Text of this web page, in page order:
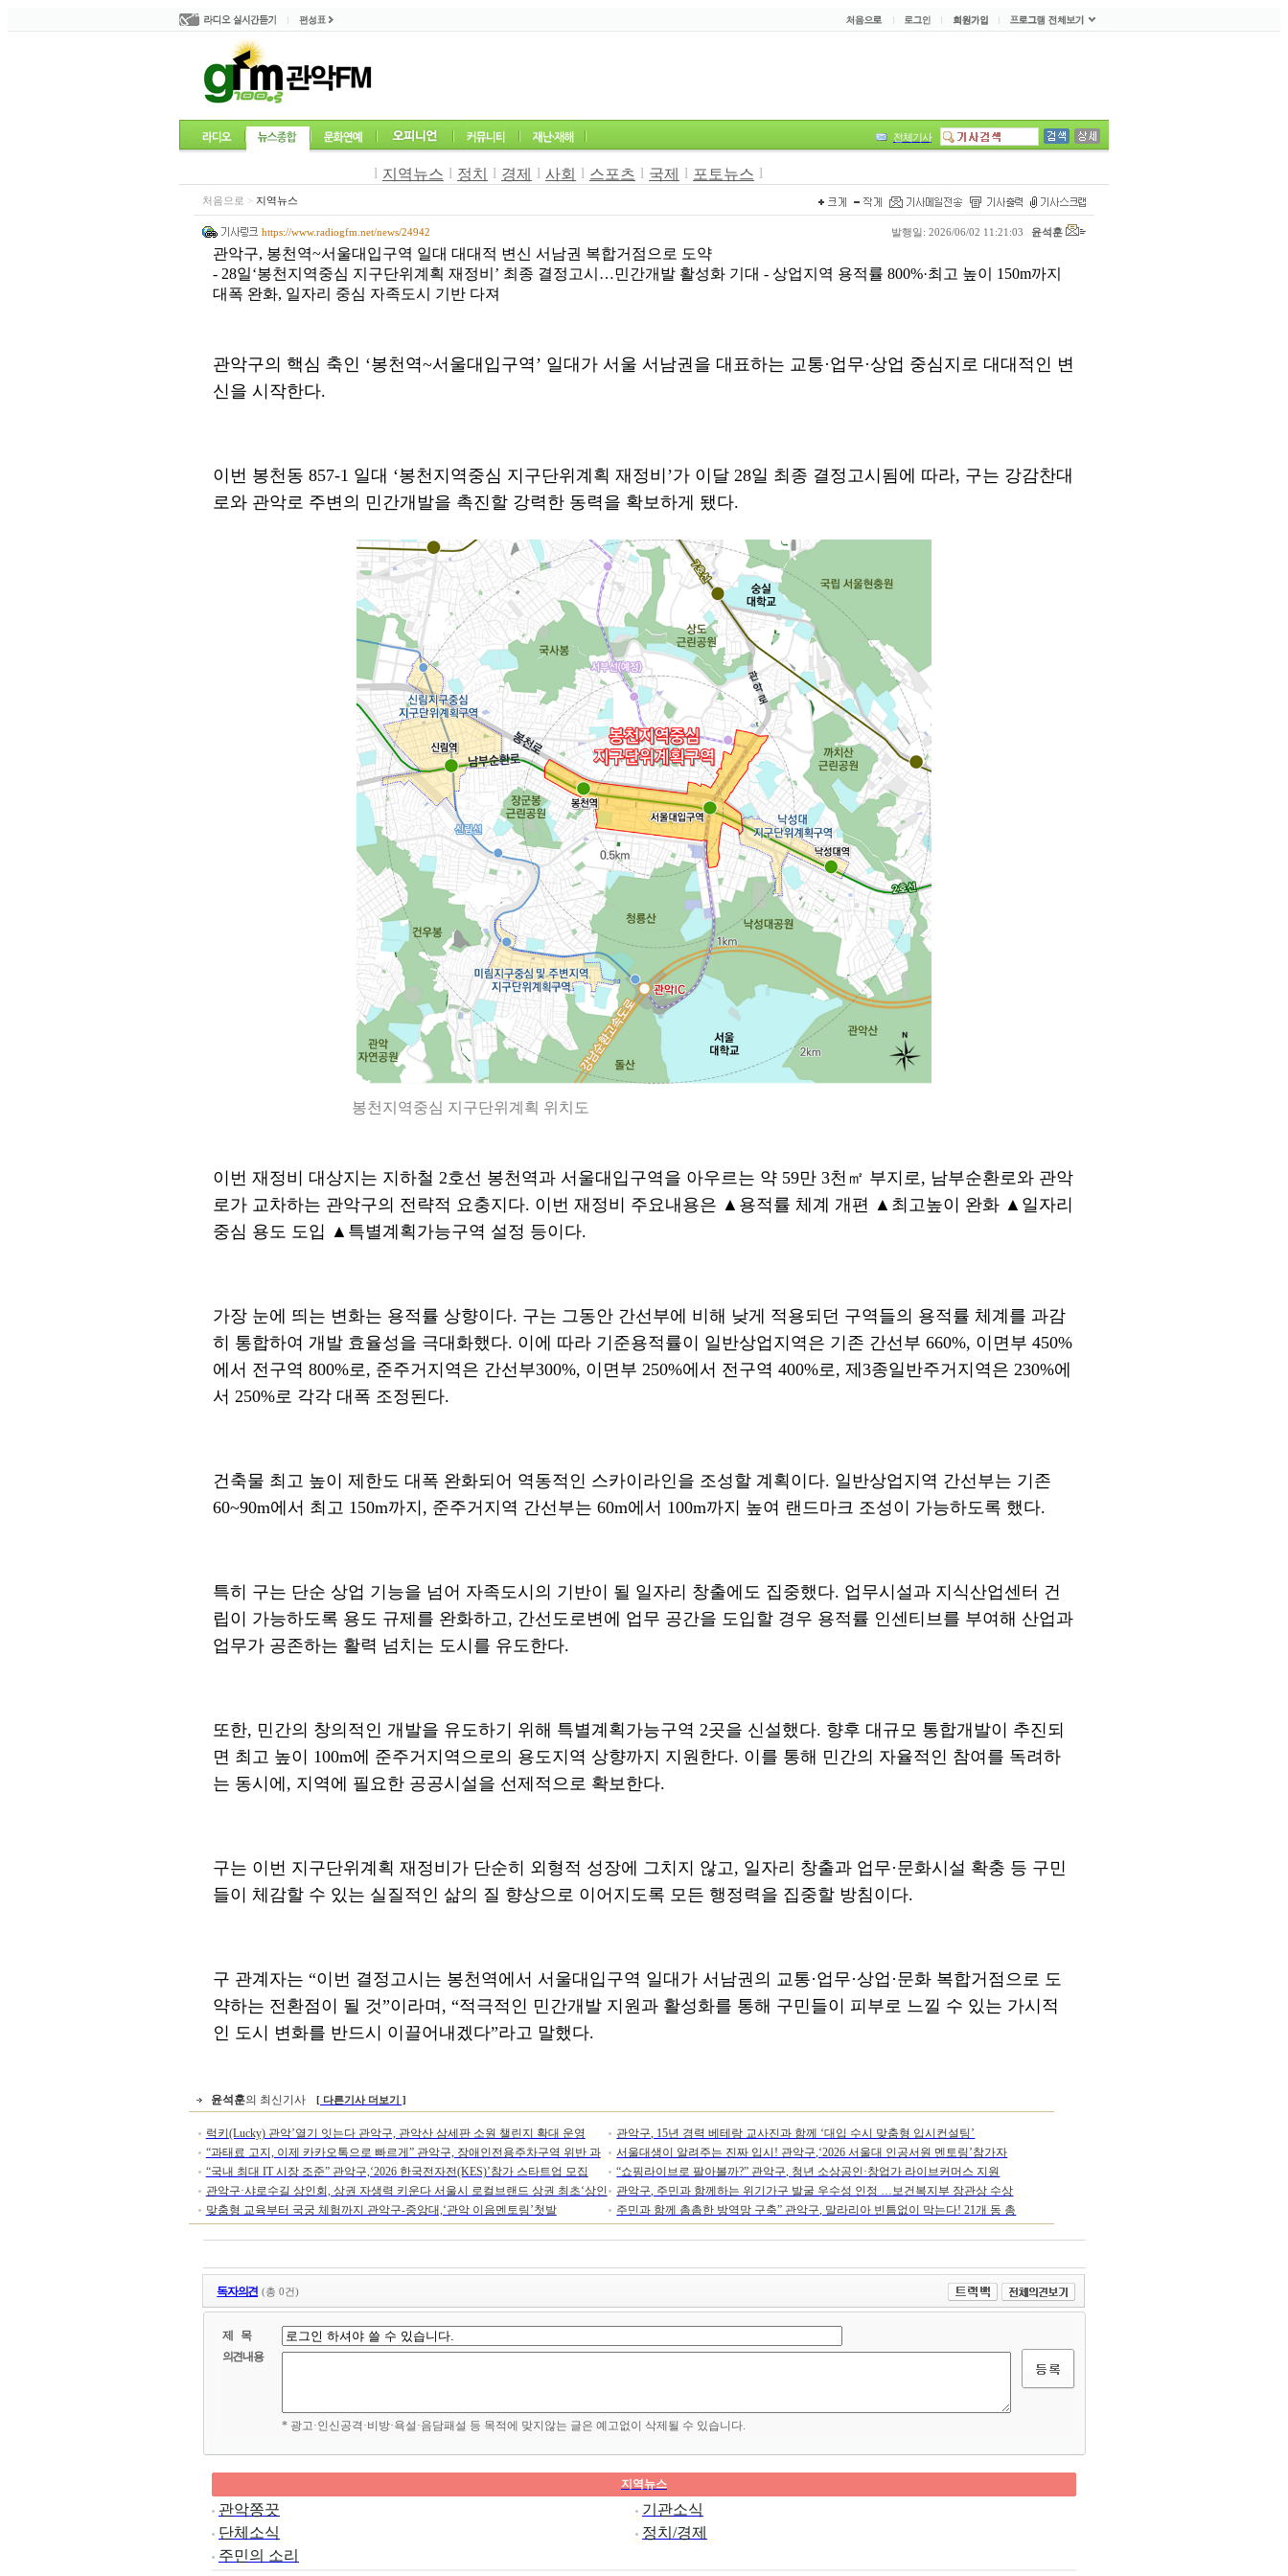
전체기사
l 지역뉴스 l 정치 l 경제 l 사회 l 스포츠 l 국제 l 포토뉴스 l
처음으로 > 지역뉴스
https://www.radiogfm.net/news/24942 발행일: 2026/06/02 11:21:03 윤석훈
관악구, 봉천역~서울대입구역 일대 대대적 변신 서남권 복합거점으로 도약
- 28일‘봉천지역중심 지구단위계획 재정비’ 최종 결정고시…민간개발 활성화 기대 - 상업지역 용적률 800%·최고 높이 150m까지
대폭 완화, 일자리 중심 자족도시 기반 다져
관악구의 핵심 축인 ‘봉천역~서울대입구역’ 일대가 서울 서남권을 대표하는 교통·업무·상업 중심지로 대대적인 변
신을 시작한다.
이번 봉천동 857-1 일대 ‘봉천지역중심 지구단위계획 재정비 ’가 이달 28일 최종 결정고시됨에 따라, 구는 강감찬대
로와 관악로 주변의 민간개발을 촉진할 강력한 동력을 확보하게 됐다.
봉천지역중심 지구단위계획 위치도
이번 재정비 대상지는 지하철 2호선 봉천역과 서울대입구역을 아우르는 약 59만 3천 ㎡ 부지로, 남부순환로와 관악
로가 교차하는 관악구의 전략적 요충지다. 이번 재정비 주요내용은 ▲ 용적률 체계 개편 ▲ 최고높이 완화 ▲ 일자리
중심 용도 도입 ▲ 특별계획가능구역 설정 등이다.
가장 눈에 띄는 변화는 용적률 상향이다. 구는 그동안 간선부에 비해 낮게 적용되던 구역들의 용적률 체계를 과감
히 통합하여 개발 효율성을 극대화했다. 이에 따라 기준용적률이 일반상업지역은 기존 간선부 660%, 이면부 450%
에서 전구역 800%로, 준주거지역은 간선부300%, 이면부 250%에서 전구역 400%로, 제 3종일반주거지역은 230%에
서 250%로 각각 대폭 조정된다.
건축물 최고 높이 제한도 대폭 완화되어 역동적인 스카이라인을 조성할 계획이다. 일반상업지역 간선부는 기존
60~90m에서 최고 150m까지 , 준주거지역 간선부는 60m에서 100m까지 높여 랜드마크 조성이 가능하도록 했다.
특히 구는 단순 상업 기능을 넘어 자족도시의 기반이 될 일자리 창출에도 집중했다. 업무시설과 지식산업센터 건
립이 가능하도록 용도 규제를 완화하고, 간선도로변에 업무 공간을 도입할 경우 용적률 인센티브를 부여해 산업과
업무가 공존하는 활력 넘치는 도시를 유도한다.
또한, 민간의 창의적인 개발을 유도하기 위해 특별계획가능구역 2곳을 신설했다. 향후 대규모 통합개발이 추진되
면 최고 높이 100m에 준주거지역으로의 용도지역 상향까지 지원한다. 이를 통해 민간의 자율적인 참여를 독려하
는 동시에 , 지역에 필요한 공공시설을 선제적으로 확보한다.
구는 이번 지구단위계획 재정비가 단순히 외형적 성장에 그치지 않고, 일자리 창출과 업무·문화시설 확충 등 구민
들이 체감할 수 있는 실질적인 삶의 질 향상으로 이어지도록 모든 행정력을 집중할 방침이다.
구 관계자는 “이번 결정고시는 봉천역에서 서울대입구역 일대가 서남권의 교통·업무·상업 ·문화 복합거점으로 도
약하는 전환점이 될 것”이라며 , “적극적인 민간개발 지원과 활성화를 통해 구민들이 피부로 느낄 수 있는 가시적
인 도시 변화를 반드시 이끌어내겠다”라고 말했다.
윤석훈의 최신기사 [ 다른기사 더보기 ]
럭키(Lucky) 관악’열기 잇는다 관악구, 관악산 삼세판 소원 챌린지 확대 운영
관악구, 15년 경력 베테랑 교사진과 함께 ‘대입 수시 맞춤형 입시컨설팅’
“과태료 고지, 이제 카카오톡으로 빠르게” 관악구, 장애인전용주차구역 위반 과
태료 모바일 고지
서울대생이 알려주는 진짜 입시! 관악구,‘2026 서울대 인공서원 멘토링’참가자
모집
“국내 최대 IT 시장 조준” 관악구,‘2026 한국전자전(KES)’참가 스타트업 모집
“쇼핑라이브로 팔아볼까?” 관악구, 청년 소상공인·창업가 라이브커머스 지원
관악구·샤로수길 상인회, 상권 자생력 키운다 서울시 로컬브랜드 상권 최초‘상인
협동조합’설립
관악구, 주민과 함께하는 위기가구 발굴 우수성 인정 …보건복지부 장관상 수상
맞춤형 교육부터 국궁 체험까지 관악구-중앙대,‘관악 이음멘토링’첫발
주민과 함께 촘촘한 방역망 구축” 관악구, 말라리아 빈틈없이 막는다! 21개 동 총
독자의견 (총 0건)
제 목
의견내용
* 광고·인신공격·비방·욕설·음담패설 등 목적에 맞지않는 글은 예고없이 삭제될 수 있습니다.
지역뉴스
관악쫑끗
기관소식
단체소식
정치/경제
주민의 소리